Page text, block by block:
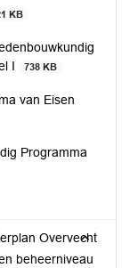
KB
I
738 KB
van Eisen
Programma
Overvecht
beheerniveau